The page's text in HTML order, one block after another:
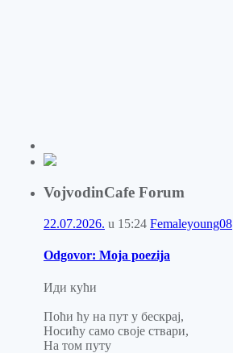
VojvodinCafe Forum
22.07.2026. u 15:24 Femaleyoung08
Odgovor: Moja poezija
Иди кући
Поћи ћу на пут у бескрај,
Носићу само своје ствари,
На том путу